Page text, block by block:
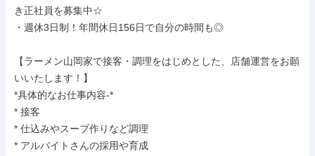
き正社員を募集中☆
・週休3日制！年間休日156日で自分の時間も◎
【ラーメン山岡家で接客・調理をはじめとした、店舗運営をお願
いいたします！】
*具体的なお仕事内容-*
* 接客
* 仕込みやスープ作りなど調理
* アルバイトさんの採用や育成